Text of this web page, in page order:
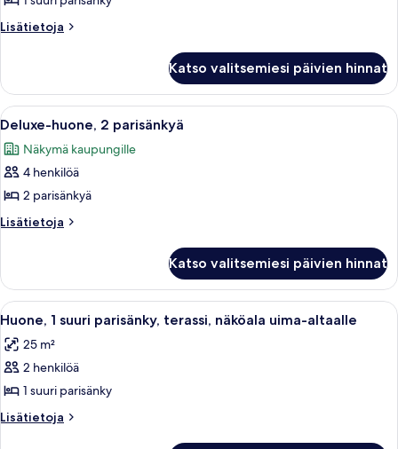
Hearing)
King
Lisätietoja
Lisätietoja
King
Bed
Katso valitsemiesi päivien hinnat
Avaa
kaikki
huonetyypin
Deluxe-
huone,
2
Hotellihuone, jossa on kaksi
9
Deluxe-huone, 2 parisänkyä
Näkymä kaupungille
4 henkilöä
2 parisänkyä
Lisätietoja
Lisätietoja
2
parisänkyä
Katso valitsemiesi päivien hinnat
Avaa
kaikki
huonetyypin
Huone,
1
suuri
Huone, 1 suuri parisänky, terassi,
6
Huone, 1 suuri parisänky, terassi, näköala uima-altaalle
25 m²
2 henkilöä
1 suuri parisänky
Lisätietoja
Lisätietoja